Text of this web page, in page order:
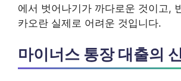
에서 벗어나기가 까다로운 것이고,
카오란 실제로 어려운 것입니다.
마이너스 통장 대출의